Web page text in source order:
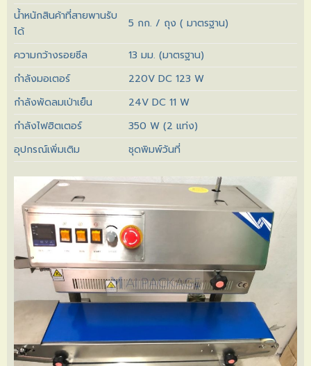
น้ำหนักสินค้าที่สายพานรับ
ได้
5 กก. / ถุง ( มาตรฐาน)
ความกว้างรอยซีล
13 มม. (มาตรฐาน)
กำลังมอเตอร์
220V DC 123 W
กำลังพัดลมเป่าเย็น
24V DC 11 W
กำลังไฟฮิตเตอร์
350 W (2 แท่ง)
อุปกรณ์เพิ่มเติม
ชุดพิมพ์วันที่